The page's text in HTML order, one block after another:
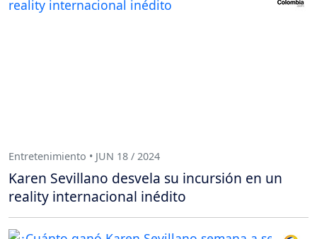
Entretenimiento • JUN 18 / 2024
Karen Sevillano desvela su incursión en un
reality internacional inédito